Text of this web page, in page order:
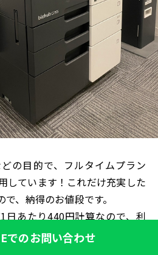
の目的で、フルタイムプラン
しています！これだけ充実した
、納得のお値段です。
日あたり440円計算なので、利
す！！！
でのお問い合わせ